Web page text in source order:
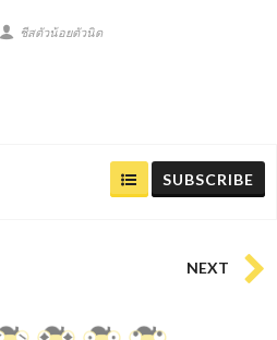
ชีสตัวน้อยตัวนิด
SUBSCRIBE
NEXT